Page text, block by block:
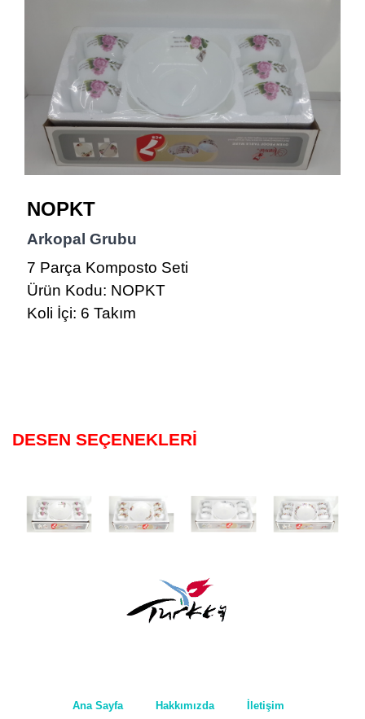
NOPKT
Arkopal Grubu
7 Parça Komposto Seti
Ürün Kodu: NOPKT
Koli İçi: 6 Takım
DESEN SEÇENEKLERİ
Ana Sayfa Hakkımızda İletişim